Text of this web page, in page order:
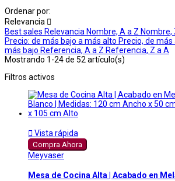
Ordenar por:
Relevancia 
Best sales Relevancia Nombre, A a Z Nombre,
Precio: de más bajo a más alto Precio, de más
más bajo Referencia, A a Z Referencia, Z a A
Mostrando 1-24 de 52 artículo(s)
Filtros activos
 Vista rápida
Compra Ahora
Meyvaser
Mesa de Cocina Alta | Acabado en